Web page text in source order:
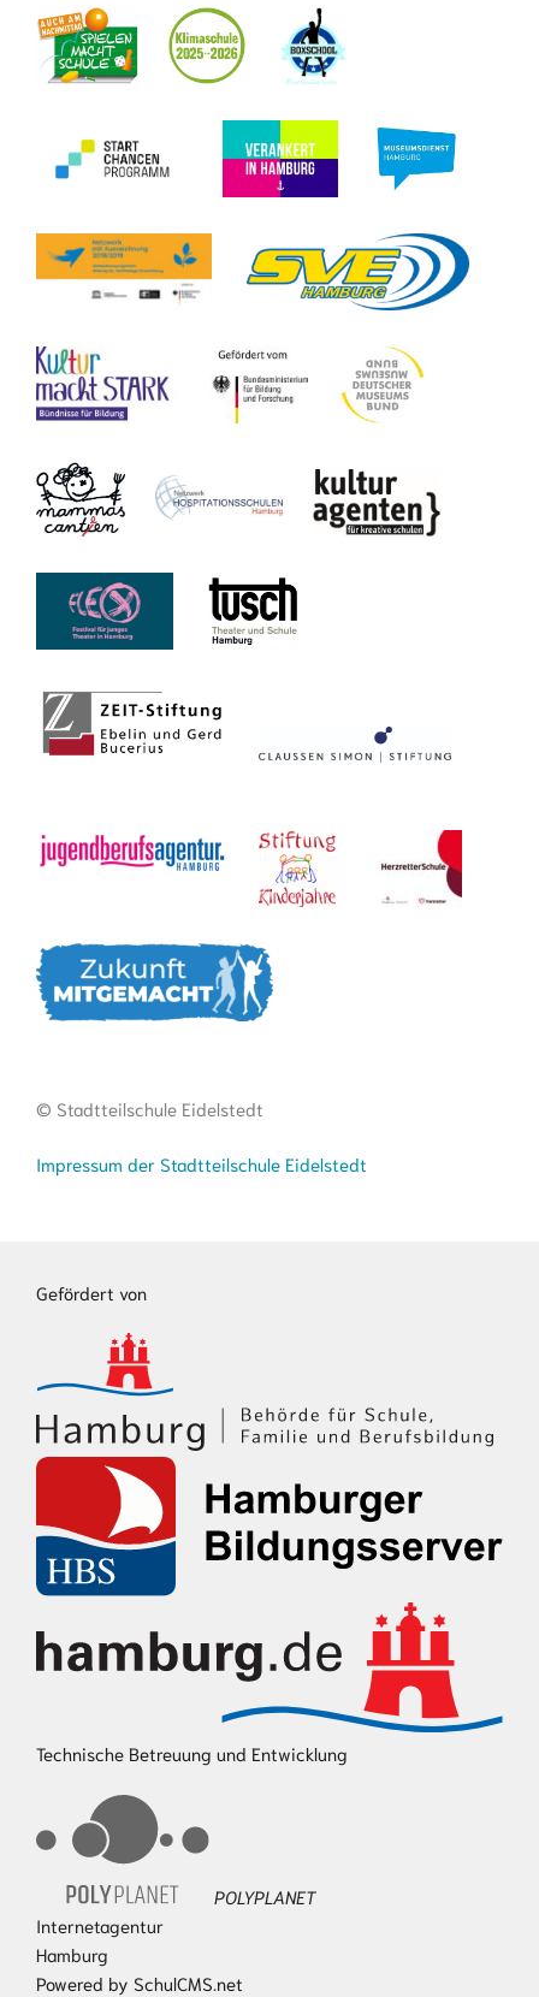
© Stadtteilschule Eidelstedt
Impressum der Stadtteilschule Eidelstedt
Gefördert von
Technische Betreuung und Entwicklung
POLYPLANET
Internetagentur
Hamburg
Powered by SchulCMS.net